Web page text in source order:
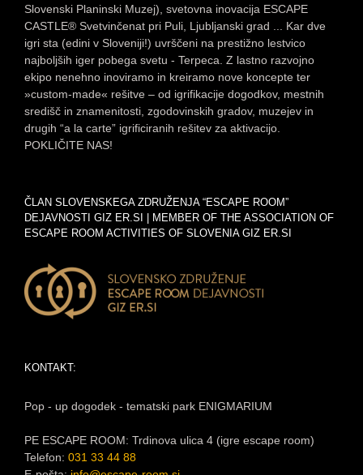
Slovenski Planinski Muzej), svetovna inovacija ESCAPE
CASTLE® Svetvinčenat pri Puli, Ljubljanski grad ... Kar dve
igri sta (edini v Sloveniji!) uvrščeni na prestižno lestvico
najboljših iger pobega svetu - Terpeca. Z lastno razvojno
ekipo nenehno inoviramo in kreiramo nove koncepte ter
»custom-made« rešitve – od igrifikacije dogodkov, mestnih
središč in znamenitosti, zgodovinskih gradov, muzejev in
drugih “a la carte” igrificiranih rešitev za aktivacijo.
POKLIČITE NAS!
ČLAN SLOVENSKEGA ZDRUŽENJA “ESCAPE ROOM”
DEJAVNOSTI GIZ ER.SI | MEMBER OF THE ASSOCIATION OF
ESCAPE ROOM ACTIVITIES OF SLOVENIA GIZ ER.SI
KONTAKT:
Pop - up dogodek - tematski park ENIGMARIUM
PE ESCAPE ROOM: Trdinova ulica 4 (igre escape room)
Telefon: 031 33 44 88